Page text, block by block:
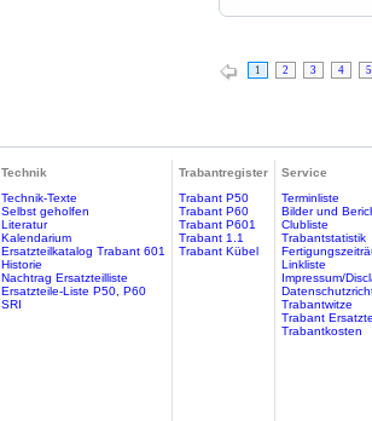
1 2 3 4 5
Technik
Technik-Texte
Selbst geholfen
Literatur
Kalendarium
Ersatzteilkatalog Trabant 601
Historie
Nachtrag Ersatzteilliste
Ersatzteile-Liste P50, P60
SRI
Trabantregister
Trabant P50
Trabant P60
Trabant P601
Trabant 1.1
Trabant Kübel
Service
Terminliste
Bilder und
Clubliste
Trabantstatistik
Linkliste
Impressum/
Trabantwitze
Trabant
Trabantkosten